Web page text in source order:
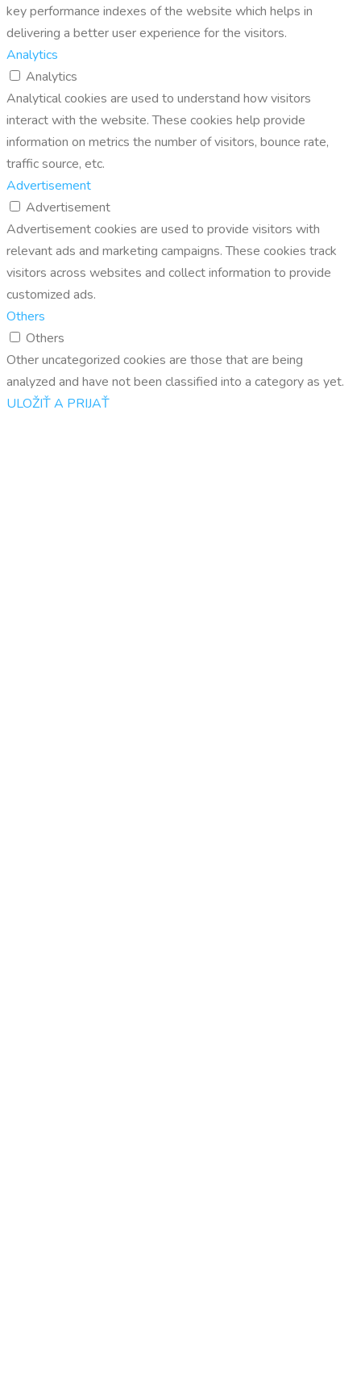
key performance indexes of the website which helps in
delivering a better user experience for the visitors.
Analytics
Analytics
Analytical cookies are used to understand how visitors
interact with the website. These cookies help provide
information on metrics the number of visitors, bounce rate,
traffic source, etc.
Advertisement
Advertisement
Advertisement cookies are used to provide visitors with
relevant ads and marketing campaigns. These cookies track
visitors across websites and collect information to provide
customized ads.
Others
Others
Other uncategorized cookies are those that are being
analyzed and have not been classified into a category as yet.
ULOŽIŤ A PRIJAŤ